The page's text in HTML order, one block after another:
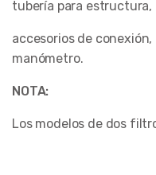
tubería para estructura,
accesorios de
manómetro.
NOTA:
Los modelos de dos